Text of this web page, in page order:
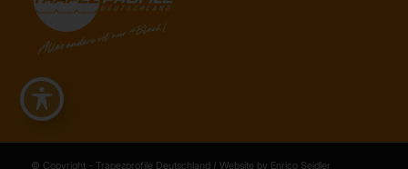
© Copyright - Trapezprofile Deutschland / Website by Enrico Seidler